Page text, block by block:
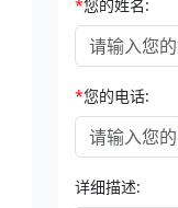
*您的姓名:
*您的电话:
详细描述: